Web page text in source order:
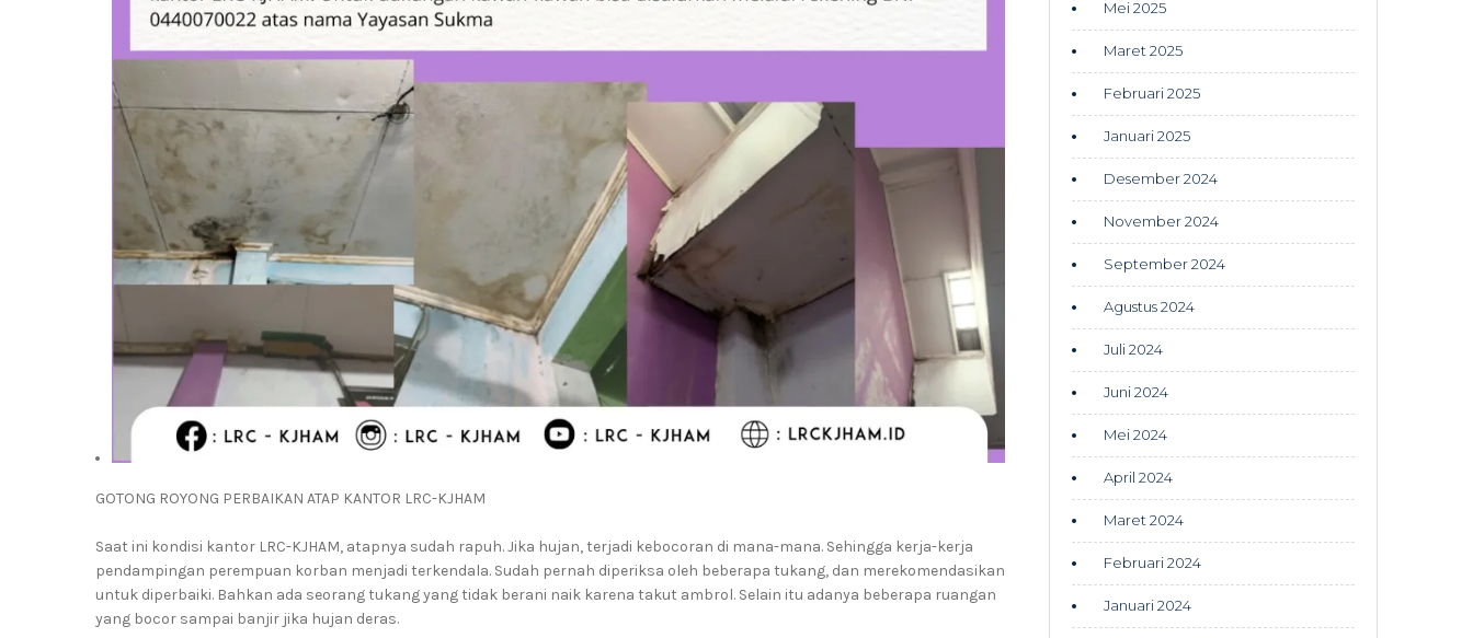
GOTONG ROYONG PERBAIKAN ATAP KANTOR LRC-KJHAM
Saat ini kondisi kantor LRC-KJHAM, atapnya sudah rapuh. Jika hujan, terjadi kebocoran di mana-mana. Sehingga kerja-kerja
pendampingan perempuan korban menjadi terkendala. Sudah pernah diperiksa oleh beberapa tukang, dan merekomendasikan
untuk diperbaiki. Bahkan ada seorang tukang yang tidak berani naik karena takut ambrol. Selain itu adanya beberapa ruangan
yang bocor sampai banjir jika hujan deras.
Mei 2025
Maret 2025
Februari 2025
Januari 2025
Desember 2024
November 2024
September 2024
Agustus 2024
Juli 2024
Juni 2024
Mei 2024
April 2024
Maret 2024
Februari 2024
Januari 2024